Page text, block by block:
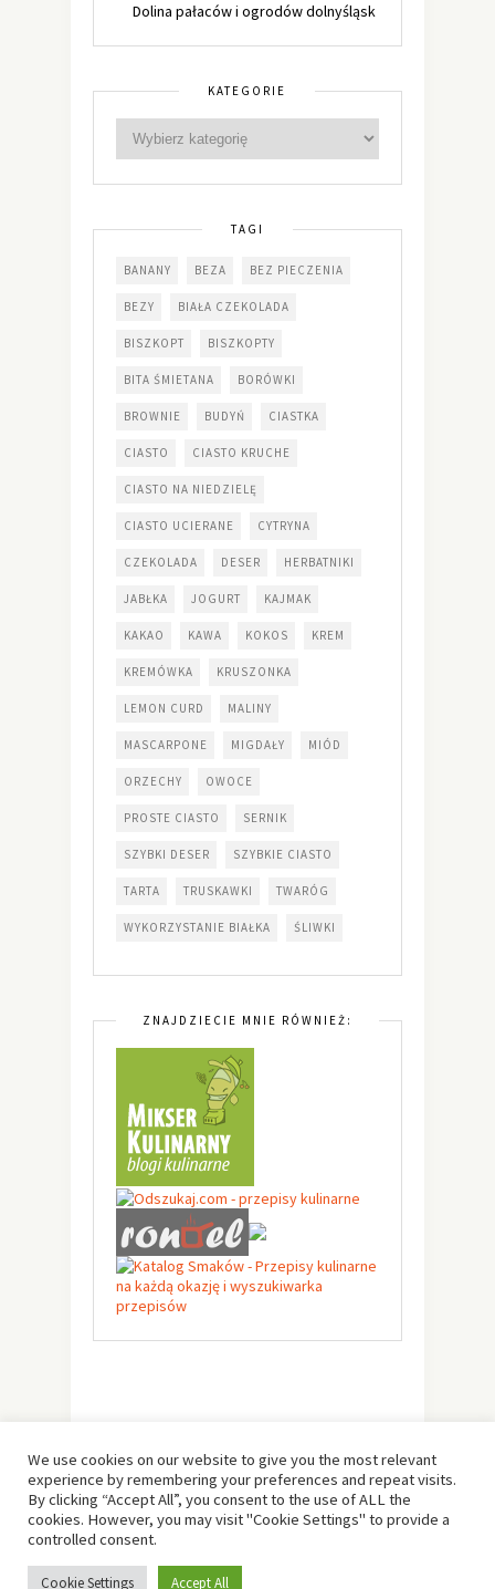
Dolina pałaców i ogrodów dolnyśląsk
KATEGORIE
TAGI
BANANY BEZA BEZ PIECZENIA
BEZY BIAŁA CZEKOLADA
BISZKOPT BISZKOPTY
BITA ŚMIETANA BORÓWKI
BROWNIE BUDYŃ CIASTKA
CIASTO CIASTO KRUCHE
CIASTO NA NIEDZIELĘ
CIASTO UCIERANE CYTRYNA
CZEKOLADA DESER HERBATNIKI
JABŁKA JOGURT KAJMAK
KAKAO KAWA KOKOS KREM
KREMÓWKA KRUSZONKA
LEMON CURD MALINY
MASCARPONE MIGDAŁY MIÓD
ORZECHY OWOCE
PROSTE CIASTO SERNIK
SZYBKI DESER SZYBKIE CIASTO
TARTA TRUSKAWKI TWARÓG
WYKORZYSTANIE BIAŁKA ŚLIWKI
ZNAJDZIECIE MNIE RÓWNIEŻ:
We use cookies on our website to give you the most relevant
experience by remembering your preferences and repeat visits.
By clicking “Accept All”, you consent to the use of ALL the
cookies. However, you may visit "Cookie Settings" to provide a
controlled consent.
Cookie Settings Accept All